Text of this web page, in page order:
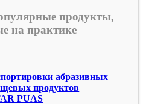
продукты,
на практике
абразивных
продуктов
PUAS